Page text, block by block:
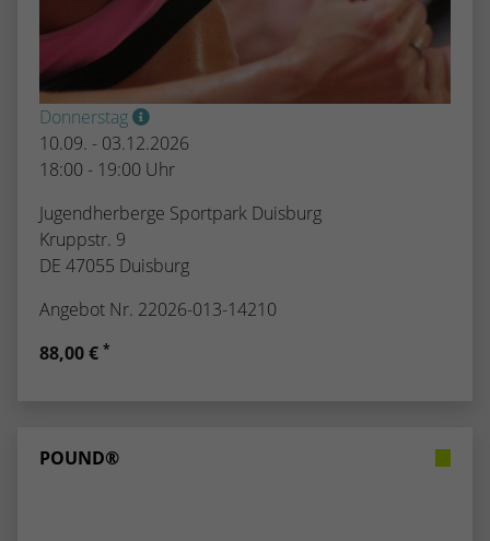
Donnerstag
10.09. - 03.12.2026
18:00 - 19:00 Uhr
Jugendherberge Sportpark Duisburg
Kruppstr. 9
DE 47055 Duisburg
Angebot Nr. 22026-013-14210
88,00 € *
POUND®